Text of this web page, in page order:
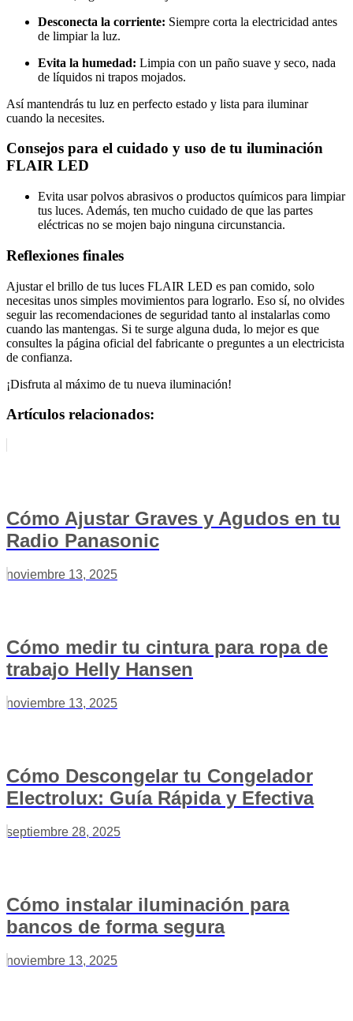
Desconecta la corriente: Siempre corta la electricidad antes
de limpiar la luz.
Evita la humedad: Limpia con un paño suave y seco, nada
de líquidos ni trapos mojados.
Así mantendrás tu luz en perfecto estado y lista para iluminar
cuando la necesites.
Consejos para el cuidado y uso de tu iluminación
FLAIR LED
Evita usar polvos abrasivos o productos químicos para limpiar
tus luces. Además, ten mucho cuidado de que las partes
eléctricas no se mojen bajo ninguna circunstancia.
Reflexiones finales
Ajustar el brillo de tus luces FLAIR LED es pan comido, solo
necesitas unos simples movimientos para lograrlo. Eso sí, no olvides
seguir las recomendaciones de seguridad tanto al instalarlas como
cuando las mantengas. Si te surge alguna duda, lo mejor es que
consultes la página oficial del fabricante o preguntes a un electricista
de confianza.
¡Disfruta al máximo de tu nueva iluminación!
Artículos relacionados:
Cómo Ajustar Graves y Agudos en tu
Radio Panasonic
noviembre 13, 2025
Cómo medir tu cintura para ropa de
trabajo Helly Hansen
noviembre 13, 2025
Cómo Descongelar tu Congelador
Electrolux: Guía Rápida y Efectiva
septiembre 28, 2025
Cómo instalar iluminación para
bancos de forma segura
noviembre 13, 2025